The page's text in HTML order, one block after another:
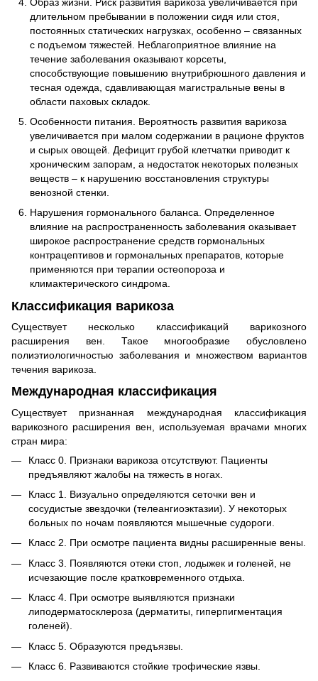
длительном пребывании в положении сидя или стоя,
постоянных статических нагрузках, особенно – связанных
с подъемом тяжестей. Неблагоприятное влияние на
течение заболевания оказывают корсеты,
способствующие повышению внутрибрюшного давления и
тесная одежда, сдавливающая магистральные вены в
области паховых складок.
Особенности питания. Вероятность развития варикоза
увеличивается при малом содержании в рационе фруктов
и сырых овощей. Дефицит грубой клетчатки приводит к
хроническим запорам, а недостаток некоторых полезных
веществ – к нарушению восстановления структуры
венозной стенки.
Нарушения гормонального баланса. Определенное
влияние на распространенность заболевания оказывает
широкое распространение средств гормональных
контрацептивов и гормональных препаратов, которые
применяются при терапии остеопороза и
климактерического синдрома.
Классификация варикоза
Существует несколько классификаций варикозного
расширения вен. Такое многообразие обусловлено
полиэтиологичностью заболевания и множеством вариантов
течения варикоза.
Международная классификация
Существует признанная международная классификация
варикозного расширения вен, используемая врачами многих
стран мира:
Класс 0. Признаки варикоза отсутствуют. Пациенты
предъявляют жалобы на тяжесть в ногах.
Класс 1. Визуально определяются сеточки вен и
сосудистые звездочки (телеангиоэктазии). У некоторых
больных по ночам появляются мышечные судороги.
Класс 2. При осмотре пациента видны расширенные вены.
Класс 3. Появляются отеки стоп, лодыжек и голеней, не
исчезающие после кратковременного отдыха.
Класс 4. При осмотре выявляются признаки
липодерматосклероза (дерматиты, гиперпигментация
голеней).
Класс 5. Образуются предъязвы.
Класс 6. Развиваются стойкие трофические язвы.